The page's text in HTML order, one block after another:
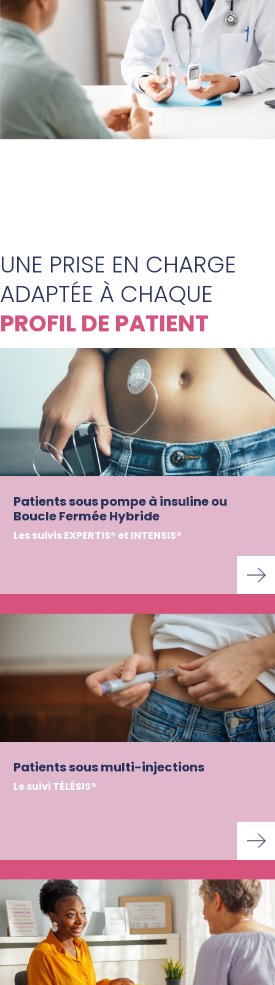
UNE PRISE EN CHARGE
ADAPTÉE À CHAQUE
PROFIL DE PATIENT
Patients sous pompe à insuline ou
Boucle Fermée Hybride
Les suivis EXPERTIS® et INTENSIS®
Patients sous multi-injections
Le suivi TÉLÉSIS®